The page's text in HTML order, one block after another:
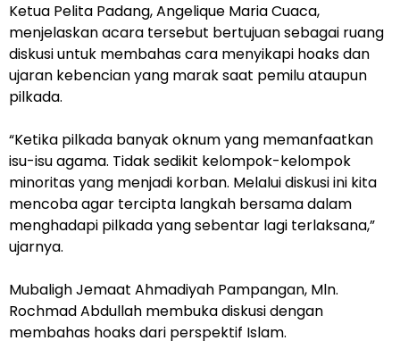
Ketua Pelita Padang, Angelique Maria Cuaca,
menjelaskan acara tersebut bertujuan sebagai ruang
diskusi untuk membahas cara menyikapi hoaks dan
ujaran kebencian yang marak saat pemilu ataupun
pilkada.
“Ketika pilkada banyak oknum yang memanfaatkan
isu-isu agama. Tidak sedikit kelompok-kelompok
minoritas yang menjadi korban. Melalui diskusi ini kita
mencoba agar tercipta langkah bersama dalam
menghadapi pilkada yang sebentar lagi terlaksana,”
ujarnya.
Mubaligh Jemaat Ahmadiyah Pampangan, Mln.
Rochmad Abdullah membuka diskusi dengan
membahas hoaks dari perspektif Islam.